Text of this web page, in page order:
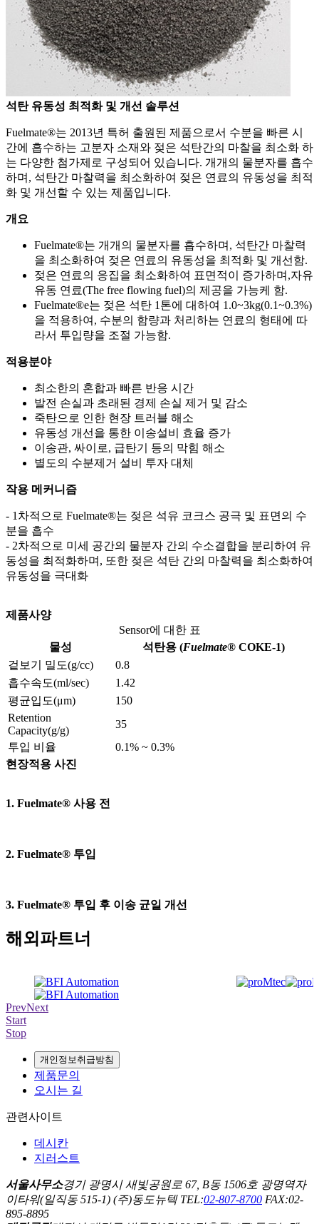
석탄 유동성 최적화 및 개선 솔루션
Fuelmate®는 2013년 특허 출원된 제품으로서 수분을 빠른 시
간에 흡수하는 고분자 소재와 젖은 석탄간의 마찰을 최소화 하
는 다양한 첨가제로 구성되어 있습니다. 개개의 물분자를 흡수
하며, 석탄간 마찰력을 최소화하여 젖은 연료의 유동성을 최적
화 및 개선할 수 있는 제품입니다.
개요
Fuelmate®는 개개의 물분자를 흡수하며, 석탄간 마찰력
을 최소화하여 젖은 연료의 유동성을 최적화 및 개선함.
젖은 연료의 응집을 최소화하여 표면적이 증가하며,자유
유동 연료(The free flowing fuel)의 제공을 가능케 함.
Fuelmate®e는 젖은 석탄 1톤에 대하여 1.0~3kg(0.1~0.3%)
을 적용하여, 수분의 함량과 처리하는 연료의 형태에 따
라서 투입량을 조절 가능함.
적용분야
최소한의 혼합과 빠른 반응 시간
발전 손실과 초래된 경제 손실 제거 및 감소
죽탄으로 인한 현장 트러블 해소
유동성 개선을 통한 이송설비 효율 증가
이송관, 싸이로, 급탄기 등의 막힘 해소
별도의 수분제거 설비 투자 대체
작용 메커니즘
- 1차적으로 Fuelmate®는 젖은 석유 코크스 공극 및 표면의 수
분을 흡수
- 2차적으로 미세 공간의 물분자 간의 수소결합을 분리하여 유
동성을 최적화하며, 또한 젖은 석탄 간의 마찰력을 최소화하여
유동성을 극대화
제품사양
Sensor에 대한 표
물성
석탄용 (Fuelmate®COKE-1)
겉보기 밀도(g/cc)
0.8
흡수속도(ml/sec)
1.42
평균입도(μm)
150
Retention
Capacity(g/g)
35
투입 비율
0.1% ~ 0.3%
현장적용 사진
1. Fuelmate® 사용 전
2. Fuelmate® 투입
3. Fuelmate® 투입 후 이송 균일 개선
해외파트너
PrevNext
Start
Stop
개인정보취급방침
제품문의
오시는 길
관련사이트
데시칸
지러스트
서울사무소경기 광명시 새빛공원로 67, B동 1506호 광명역자
이타워(일직동 515-1) (주)동도뉴텍 TEL:02-807-8700 FAX:02-
895-8895